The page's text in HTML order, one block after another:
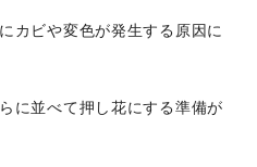
カビや変色が発生する原因に
に並べて押し花にする準備が